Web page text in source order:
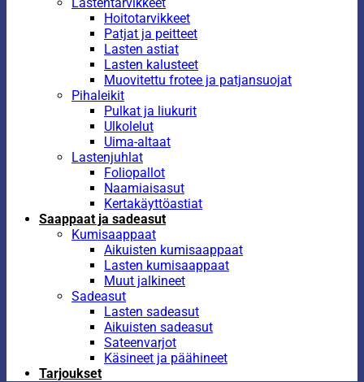
Hoitotarvikkeet
Patjat ja peitteet
Lasten astiat
Lasten kalusteet
Muovitettu frotee ja patjansuojat
Pihaleikit
Pulkat ja liukurit
Ulkolelut
Uima-altaat
Lastenjuhlat
Foliopallot
Naamiaisasut
Kertakäyttöastiat
Saappaat ja sadeasut
Kumisaappaat
Aikuisten kumisaappaat
Lasten kumisaappaat
Muut jalkineet
Sadeasut
Lasten sadeasut
Aikuisten sadeasut
Sateenvarjot
Käsineet ja päähineet
Tarjoukset